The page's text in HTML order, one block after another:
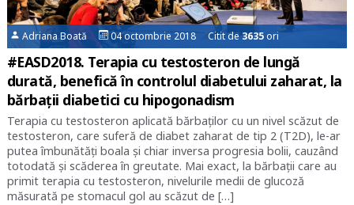
Adriana Boată 04 octombrie 2018 Citit de3635ori
#EASD2018. Terapia cu testosteron de lungă
durată, benefică în controlul diabetului zaharat, la
bărbații diabetici cu hipogonadism
Terapia cu testosteron aplicată bărbaților cu un nivel scăzut de
testosteron, care suferă de diabet zaharat de tip 2 (T2D), le-ar
putea îmbunătăți boala și chiar inversa progresia bolii, cauzând
totodată și scăderea în greutate. Mai exact, la bărbații care au
primit terapia cu testosteron, nivelurile medii de glucoză
măsurată pe stomacul gol au scăzut de […]